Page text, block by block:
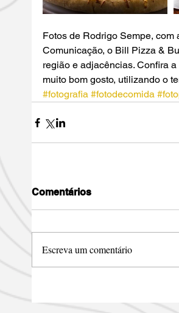
Fotos de Rodrigo Sempe,
Comunicação, o Bill Pizza &
região e adjacências. Confira
muito bom gosto, utilizando o
#fotografia #fotodecomida
Comentários
Escreva um comentário